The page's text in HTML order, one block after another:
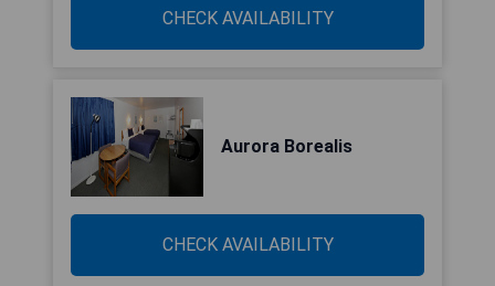
CHECK AVAILABILITY
Aurora Borealis
CHECK AVAILABILITY